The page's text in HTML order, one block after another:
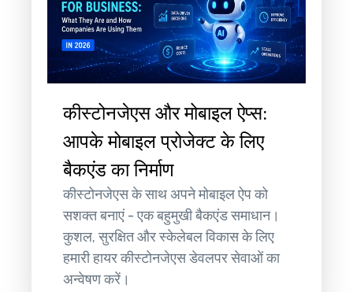
कीस्टोनजेएस और मोबाइल ऐप्स:
आपके मोबाइल प्रोजेक्ट के लिए
बैकएंड का निर्माण
कीस्टोनजेएस के साथ अपने मोबाइल ऐप को
सशक्त बनाएं - एक बहुमुखी बैकएंड समाधान।
कुशल, सुरक्षित और स्केलेबल विकास के लिए
हमारी हायर कीस्टोनजेएस डेवलपर सेवाओं का
अन्वेषण करें।